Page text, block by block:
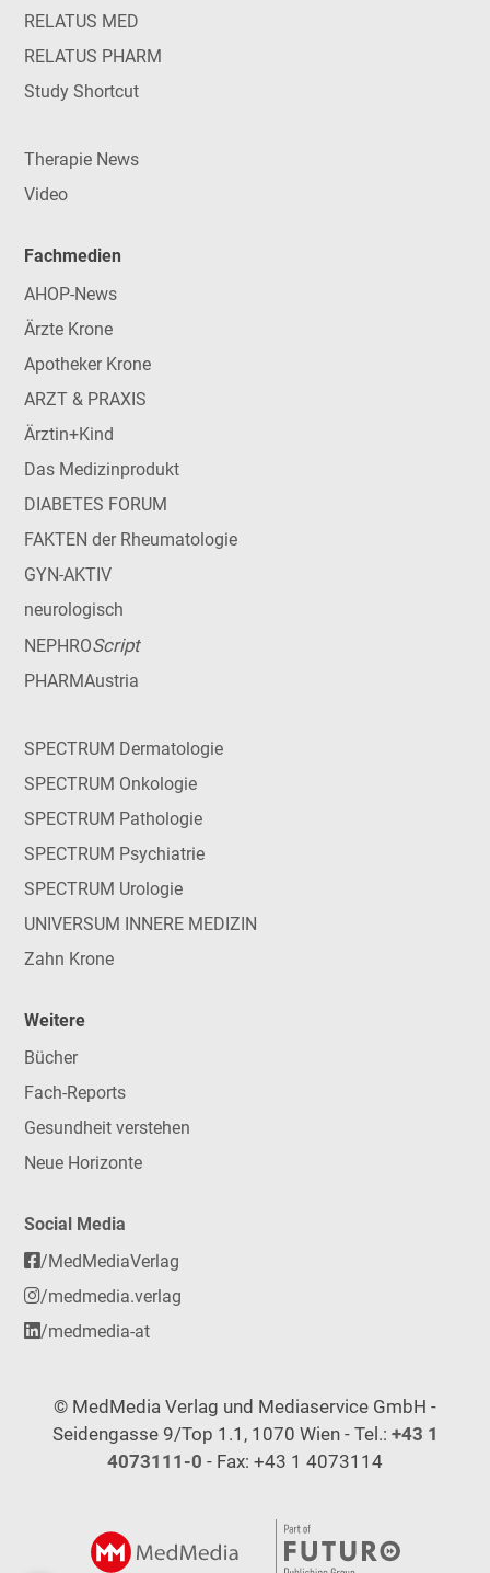
RELATUS MED
RELATUS PHARM
Study Shortcut
Therapie News
Video
Fachmedien
AHOP-News
Ärzte Krone
Apotheker Krone
ARZT & PRAXIS
Ärztin+Kind
Das Medizinprodukt
DIABETES FORUM
FAKTEN der Rheumatologie
GYN-AKTIV
neurologisch
NEPHROScript
PHARMAustria
SPECTRUM Dermatologie
SPECTRUM Onkologie
SPECTRUM Pathologie
SPECTRUM Psychiatrie
SPECTRUM Urologie
UNIVERSUM INNERE MEDIZIN
Zahn Krone
Weitere
Bücher
Fach-Reports
Gesundheit verstehen
Neue Horizonte
Social Media
/MedMediaVerlag
/medmedia.verlag
/medmedia-at
© MedMedia Verlag und Mediaservice GmbH -
Seidengasse 9/Top 1.1, 1070 Wien - Tel.: +43 1
4073111-0 - Fax: +43 1 4073114